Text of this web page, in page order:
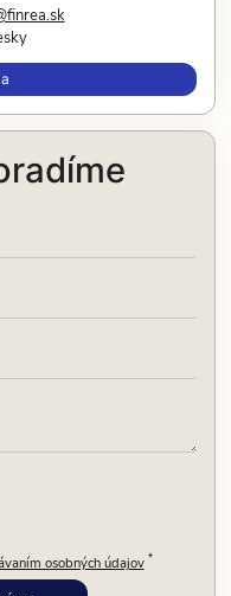
osobných údajov *